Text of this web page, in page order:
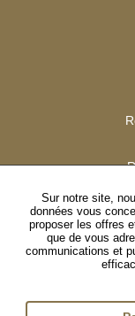
Sur notre site,
données vous
proposer les offres
que de vous
communications et